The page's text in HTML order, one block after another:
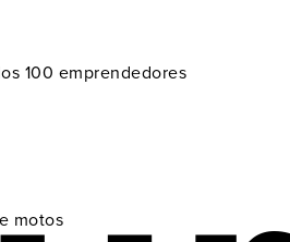
100 emprendedores
motos